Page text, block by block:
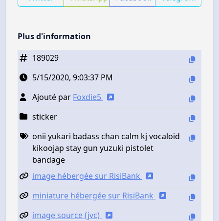
Plus d'information
189029
5/15/2020, 9:03:37 PM
Ajouté par Foxdie5
sticker
onii yukari badass chan calm kj vocaloid
kikoojap stay gun yuzuki pistolet
bandage
image hébergée sur RisiBank
miniature hébergée sur RisiBank
image source (jvc)